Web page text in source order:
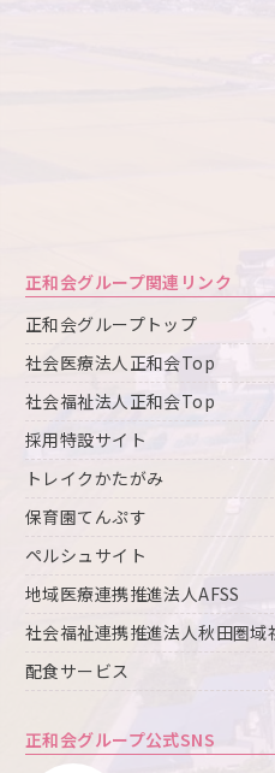
正和会グループ関連リンク
正和会グループトップ
社会医療法人正和会Top
社会福祉法人正和会Top
採用特設サイト
トレイクかたがみ
保育園てんぷす
ペルシュサイト
地域医療連携推進法人AFSS
社会福祉連携推進法人秋田圏域
配食サービス
正和会グループ公式SNS